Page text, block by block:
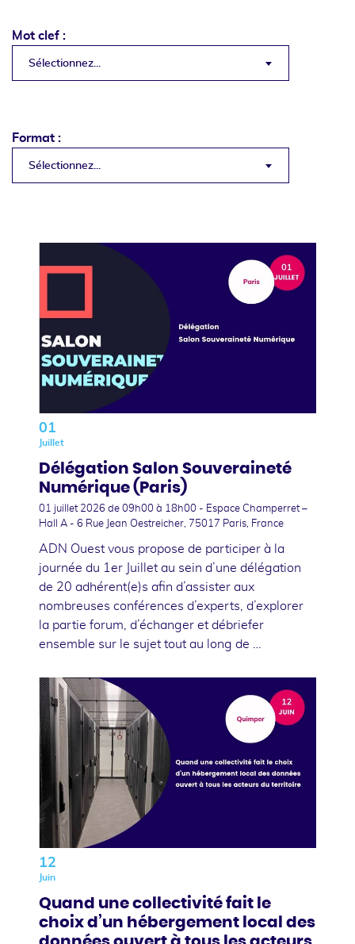
Mot clef :
Sélectionnez...
Format :
Sélectionnez...
01
Juillet
Délégation Salon Souveraineté
Numérique (Paris)
01 juillet 2026 de 09h00 à 18h00 - Espace Champerret –
Hall A - 6 Rue Jean Oestreicher, 75017 Paris, France
ADN Ouest vous propose de participer à la
journée du 1er Juillet au sein d’une délégation
de 20 adhérent(e)s afin d’assister aux
nombreuses conférences d’experts, d’explorer
la partie forum, d’échanger et débriefer
ensemble sur le sujet tout au long de …
12
Juin
Quand une collectivité fait le
choix d’un hébergement local des